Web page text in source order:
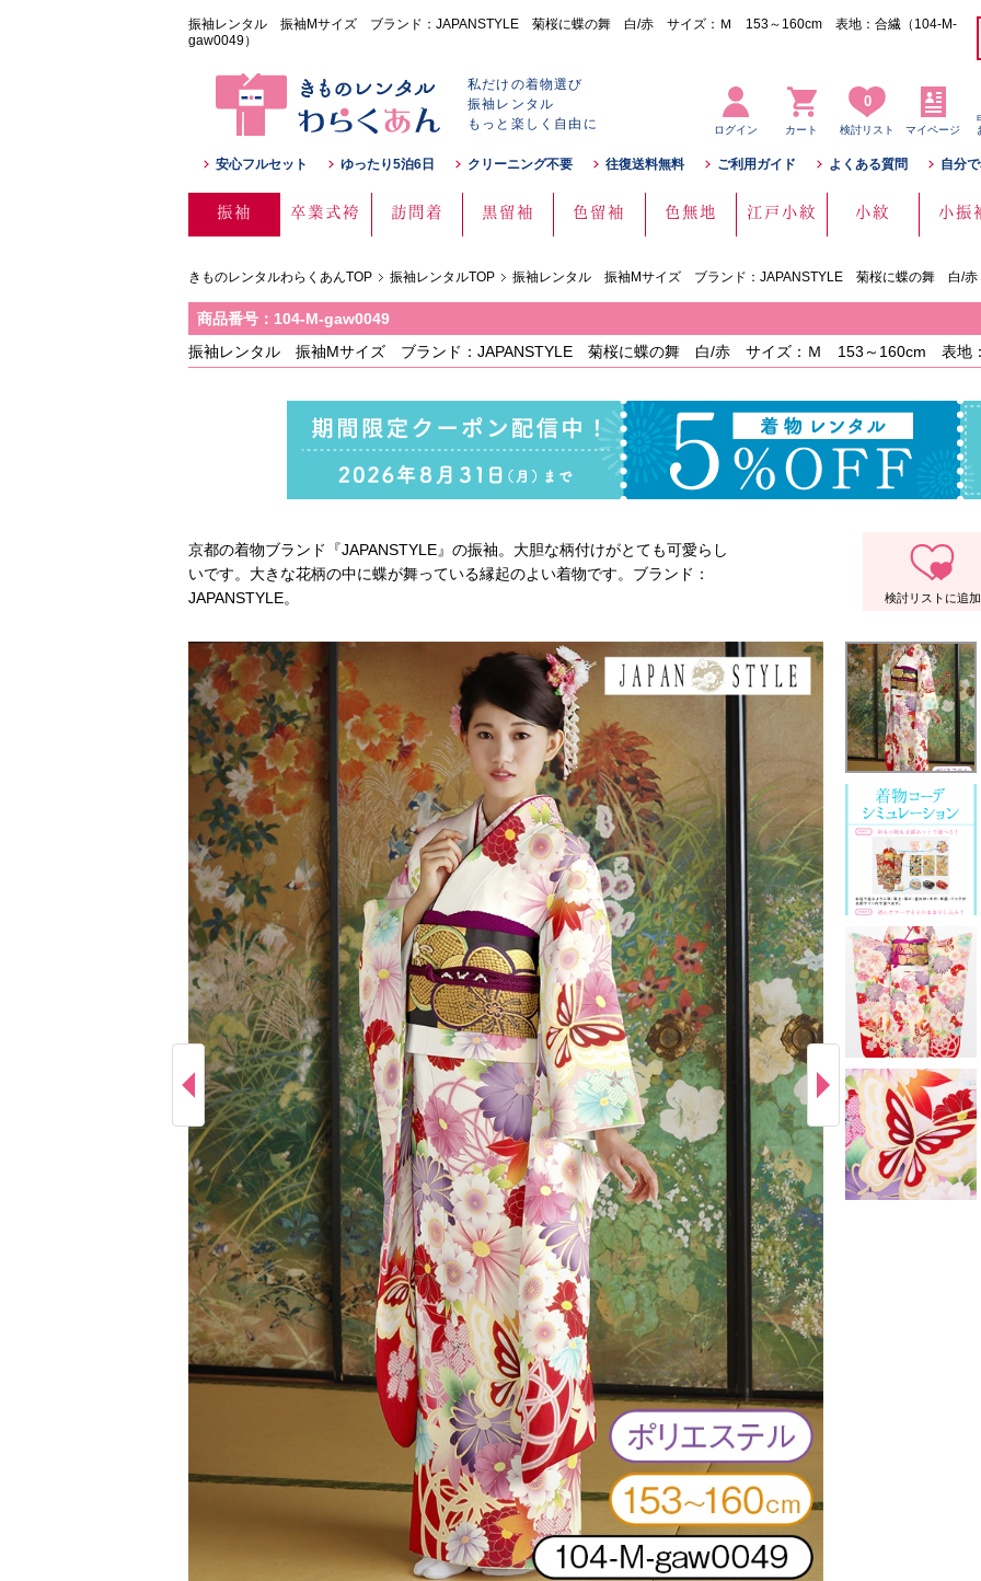
振袖レンタル 振袖Mサイズ ブランド：JAPANSTYLE 菊桜に蝶の舞 白/赤 サイズ：Ｍ 153～160cm 表地：合繊（104-M-
gaw0049）
私だけの着物選び
振袖レンタル
もっと楽しく自由に
ログイン カート
0
検討リスト マイページ
安心フルセット ゆったり5泊6日 クリーニング不要 往復送料無料 ご利用ガイド よくある質問 自分
振袖 卒業式袴 訪問着 黒留袖 色留袖 色無地 江戸小紋 小紋 小振
きものレンタルわらくあんTOP 振袖レンタルTOP 振袖レンタル 振袖Mサイズ ブランド：JAPANSTYLE 菊桜に蝶の舞 白/赤
商品番号：104-M-gaw0049
振袖レンタル 振袖Mサイズ ブランド：JAPANSTYLE 菊桜に蝶の舞 白/赤 サイズ：Ｍ 153～160cm 表地
京都の着物ブランド『JAPANSTYLE』の振袖。大胆な柄付けがとても可愛らし
いです。大きな花柄の中に蝶が舞っている縁起のよい着物です。ブランド：
JAPANSTYLE。